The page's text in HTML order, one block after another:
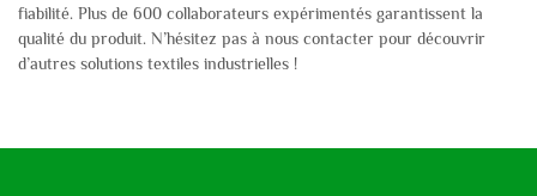
fiabilité. Plus de 600 collaborateurs expérimentés garantissent la
qualité du produit. N’hésitez pas à nous contacter pour découvrir
d’autres solutions textiles industrielles !